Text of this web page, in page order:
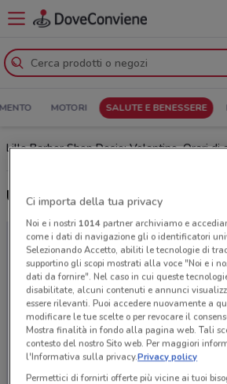
MOTORI SALUTE E BENESSERE
Lillo Barber Shop Desio: Volantino, Orari di
Ultime offerte del volantino
Ci importa della tua privacy
Noi e i nostri 1014partner archiviamo e
come i dati di navigazione gli o identificatori
Selezionando Accetto, abiliti le tecnologie di
supportino gli scopi mostrati alla voce "Noi e i
dati da fornire". Nel caso in cui queste
disabilitate, alcuni contenuti e annunci
essere rilevanti. Puoi accedere nuovamente a
modificare le tue scelte o per revocare il
Mostra finalità in fondo alla pagina web. Tali
contesto del nostro Sito web. Per maggiori
l'Informativa sulla privacy.Privacy policy
Permettici di fornirti offerte più vicine ai tuoi